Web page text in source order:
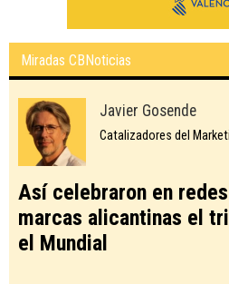
Miradas CBNoticias
Javier Gosende
Catalizadores del
Así celebraron en
marcas alicantinas el
el Mundial